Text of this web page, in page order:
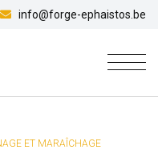
info@forge-ephaistos.be
ET MARAÎCHAGE